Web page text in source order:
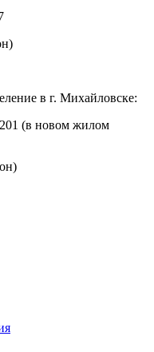
в г. Михайловске:
(в новом жилом